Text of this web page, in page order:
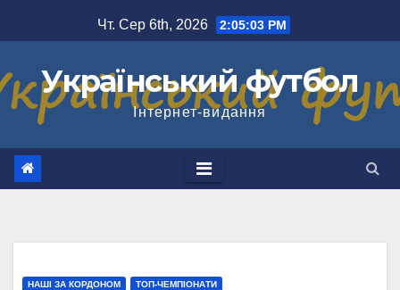
до
Чт. Сер 6th, 2026 2:05:03 PM
Український футбол
Інтернет-видання
НАШІ ЗА КОРДОНОМ ТОП-ЧЕМПІОНАТИ